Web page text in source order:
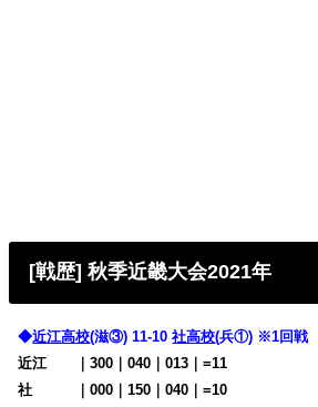
[戦歴] 秋季近畿大会2021年
◆近江高校(滋③) 11-10社高校(兵①) ※1回戦
近江
｜300｜040｜013｜=11
社
｜000｜150｜040｜=10